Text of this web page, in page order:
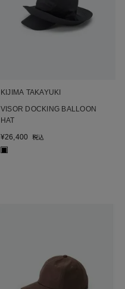
KIJIMA TAKAYUKI
VISOR DOCKING BALLOON
HAT
¥26,400 税込
■